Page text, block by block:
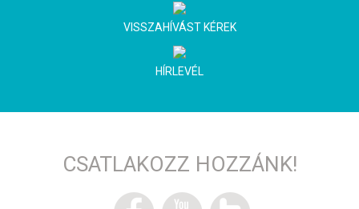
VISSZAHÍVÁST KÉREK
HÍRLEVÉL
CSATLAKOZZ HOZZÁNK!